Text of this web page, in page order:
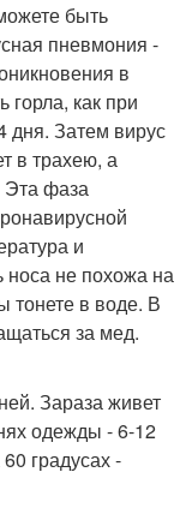
быть
пневмония -
в
горла, как при
дня. Затем вирус
в трахею, а
Эта фаза
и
носа не похожа на
в воде. В
за мед.
Зараза живет
одежды - 6-12
градусах -